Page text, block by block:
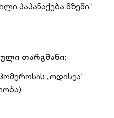
პაპანაქება მზეში“
თარგმანი:
„ოდისეა“